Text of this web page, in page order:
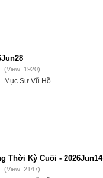
(View: 1920)
Mục Sư Vũ Hồ
Thời Kỳ Cuối - 2026Jun14
(View: 2147)